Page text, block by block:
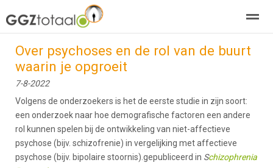
over GGZTotaal abonneren agenda adverteren E-
Home Nieuws Pagina's
Over psychoses en de rol van de buurt
waarin je opgroeit
7-8-2022
Volgens de onderzoekers is het de eerste studie in zijn soort:
een onderzoek naar hoe demografische factoren een andere
rol kunnen spelen bij de ontwikkeling van niet-affectieve
psychose (bijv. schizofrenie) in vergelijking met affectieve
psychose (bijv. bipolaire stoornis).gepubliceerd in Schizophrenia